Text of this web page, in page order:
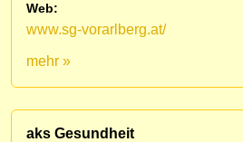
Web:
www.sg-vorarlberg.at/
mehr »
aks Gesundheit